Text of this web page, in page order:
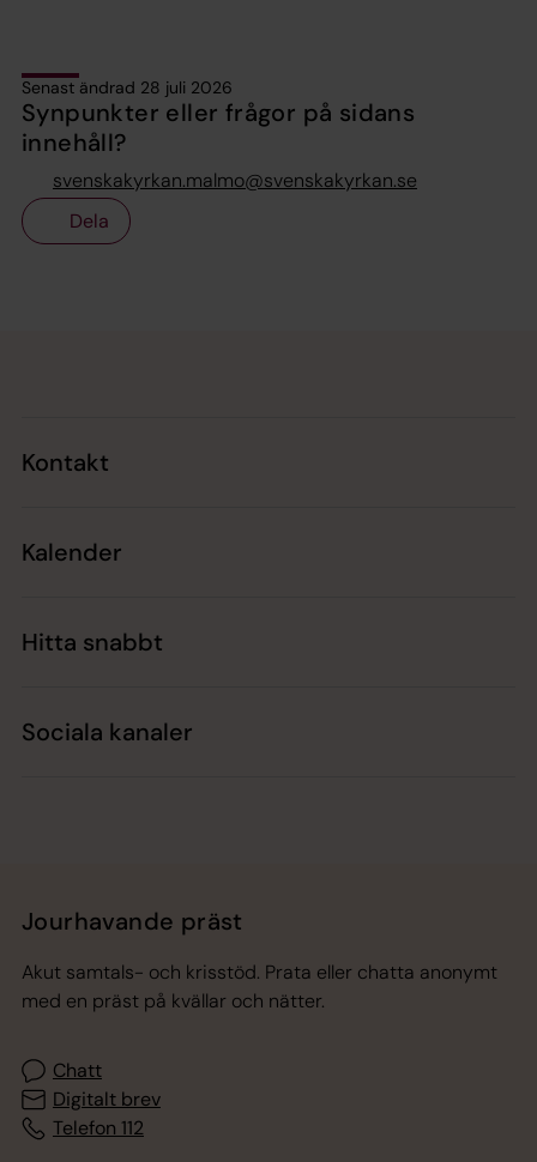
Senast ändrad 28 juli 2026
Synpunkter eller frågor på sidans
innehåll?
svenskakyrkan.malmo@svenskakyrkan.se
Dela
Kontakt
Kalender
Hitta snabbt
Sociala kanaler
Jourhavande präst
Akut samtals- och krisstöd. Prata eller chatta anonymt
med en präst på kvällar och nätter.
Chatt
Digitalt brev
Telefon 112